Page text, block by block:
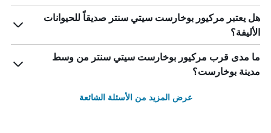
هل يعتبر مركيور بوخارست سيتي سنتر صديقاً للحيوانات
الأليفة؟
ما مدى قرب مركيور بوخارست سيتي سنتر من وسط
مدينة بوخارست؟
عرض المزيد من الأسئلة الشائعة